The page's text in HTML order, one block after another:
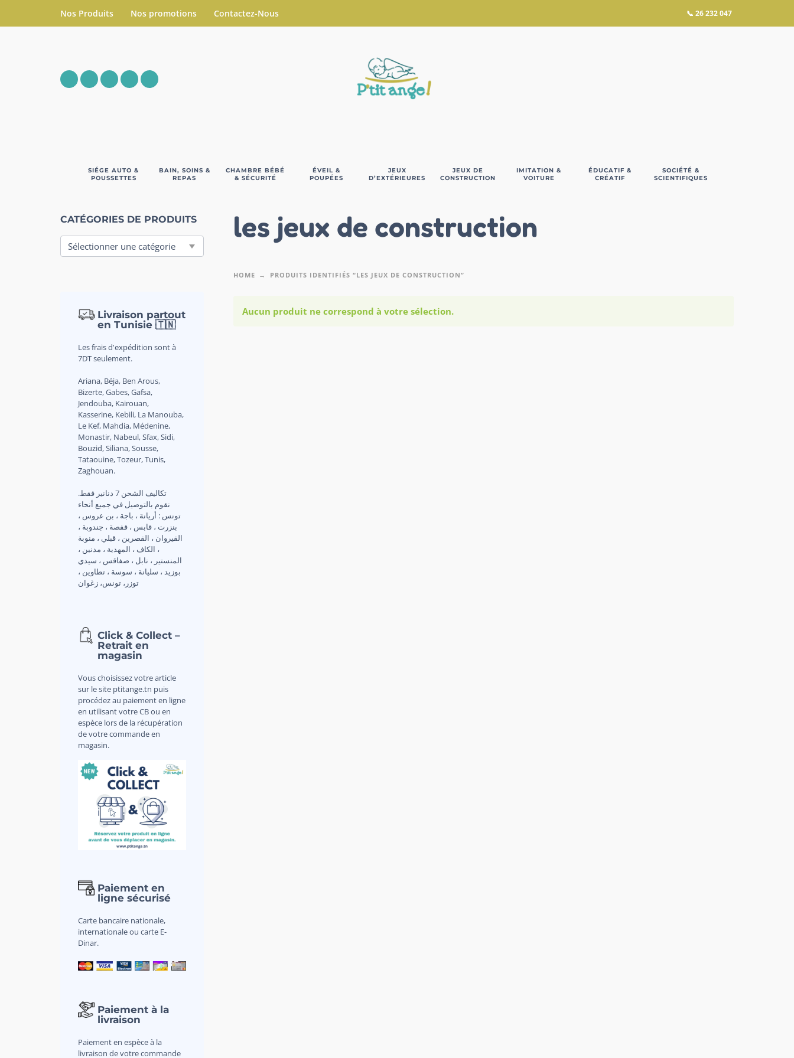
Nos Produits Nos promotions Contactez-Nous 📞 26 232 047
SIÉGE AUTO &
POUSSETTES
BAIN, SOINS &
REPAS
CHAMBRE BÉBÉ
& SÉCURITÉ
ÉVEIL &
POUPÉES
JEUX
D’EXTÉRIEURES
JEUX DE
CONSTRUCTION
IMITATION &
VOITURE
ÉDUCATIF &
CRÉATIF
SOCIÉTÉ &
SCIENTIFIQUES
CATÉGORIES DE PRODUITS
Livraison partout
en Tunisie 🇹🇳
Les frais d'expédition sont à
7DT seulement.
Ariana, Béja, Ben Arous,
Bizerte, Gabes, Gafsa,
Jendouba, Kairouan,
Kasserine, Kebili, La Manouba,
Le Kef, Mahdia, Médenine,
Monastir, Nabeul, Sfax, Sidi,
Bouzid, Siliana, Sousse,
Tataouine, Tozeur, Tunis,
Zaghouan.
.تكاليف الشحن 7 دنانير فقط
نقوم بالتوصيل في جميع أنحاء
تونس : أريانة ، باجة ، بن عروس ،
بنزرت ، قابس ، قفصة ، جندوبة ،
القيروان ، القصرين ، قبلي ، منوبة
، الكاف ، المهدية ، مدنين ،
المنستير ، نابل ، صفاقس ، سيدي
بوزيد ، سليانة ، سوسة ، تطاوين ،
توزر، تونس، زغوان
Click & Collect –
Retrait en
magasin
Vous choisissez votre article
sur le site ptitange.tn puis
procédez au paiement en ligne
en utilisant votre CB ou en
espèce lors de la récupération
de votre commande en
magasin.
Paiement en
ligne sécurisé
Carte bancaire nationale,
internationale ou carte E-
Dinar.
Paiement à la
livraison
Paiement en espèce à la
livraison de votre commande
les jeux de construction
HOME PRODUITS IDENTIFIÉS “LES JEUX DE CONSTRUCTION”
Aucun produit ne correspond à votre sélection.